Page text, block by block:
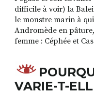
difficile à voir) la
le monstre marin à
Andromède en
femme : Céphée et
VARIE-T-